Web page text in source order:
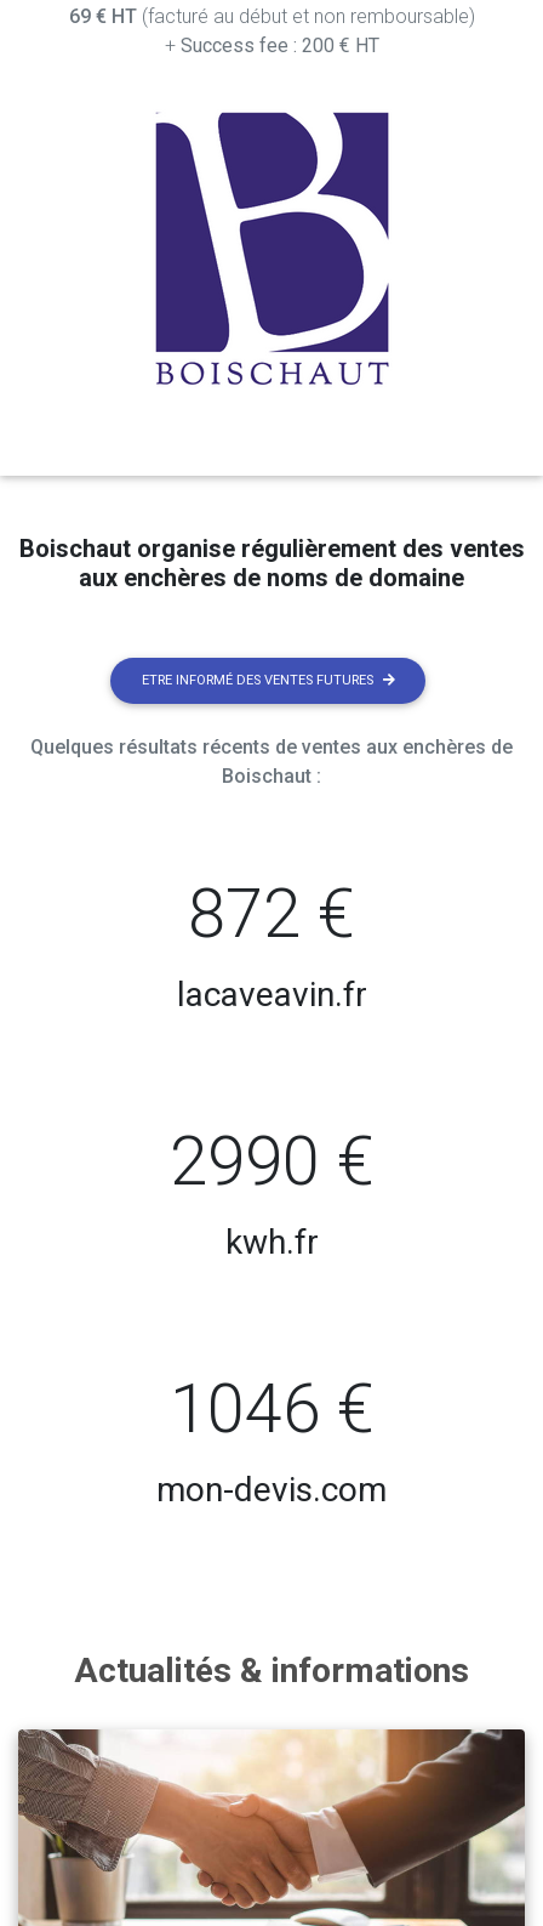
69 € HT(facturé au début et non remboursable)
+ Success fee : 200 € HT
Boischaut organise régulièrement des ventes
aux enchères de noms de domaine
ETRE INFORMÉ DES VENTES FUTURES
Quelques résultats récents de ventes aux enchères de
Boischaut :
872 €
lacaveavin.fr
2990 €
kwh.fr
1046 €
mon-devis.com
Actualités & informations